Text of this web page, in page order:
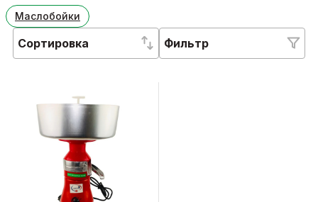
Маслобойки
Сортировка Фильтр